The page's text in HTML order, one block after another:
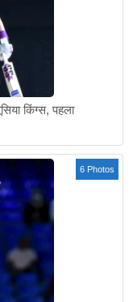
किंग्स, पहला
6 Photos